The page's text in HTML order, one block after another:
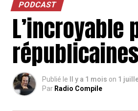
PODCAST
L’incroyable
Publié le Il y a 1 mois on 1
Par Radio Compile